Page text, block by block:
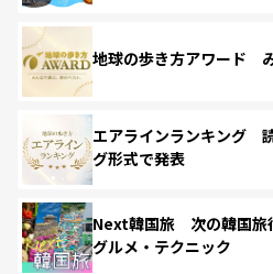
地球の歩き方アワード
エアラインランキング
グ形式で発表
Next韓国旅 次の韓国旅
グルメ・テクニック